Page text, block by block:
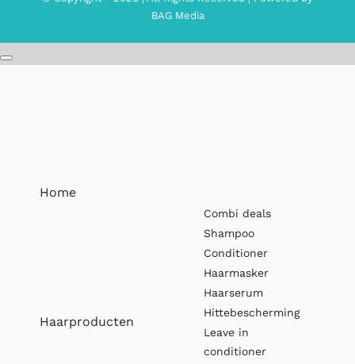
BAG Media
Home
Haarproducten
Combi deals
Shampoo
Conditioner
Haarmasker
Haarserum
Hittebescherming
Leave in
conditioner